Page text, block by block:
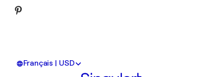
Français | USD